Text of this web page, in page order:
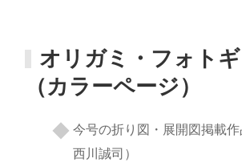
オリガミ・フォト
（カラーページ）
今号の折り図・展開図掲載作
西川誠司）